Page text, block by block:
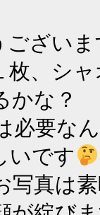
ございま
枚、シ
かな？
必要な
いです
写真は